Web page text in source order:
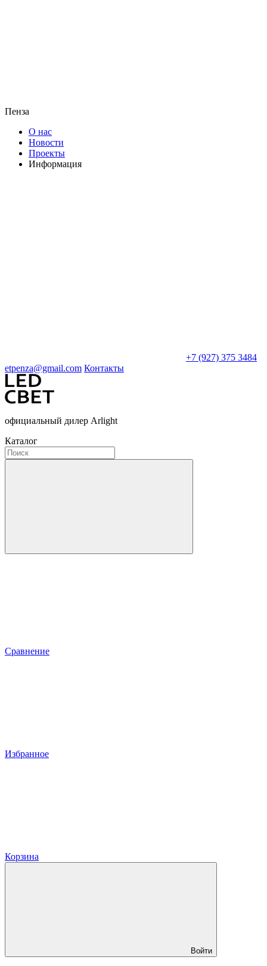
Пенза
О нас
Новости
Проекты
Информация
+7 (927) 375 3484
etpenza@gmail.com Контакты
официальный дилер Arlight
Каталог
Сравнение
Избранное
Корзина
Войти